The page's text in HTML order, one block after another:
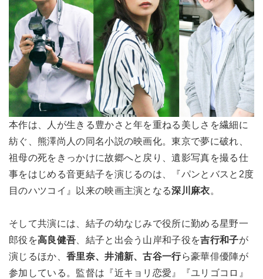
本作は、人が生きる豊かさと年を重ねる美しさを繊細に
紡ぐ、熊澤尚人の同名小説の映画化。東京で夢に破れ、
祖母の死をきっかけに故郷へと戻り、遺影写真を撮る仕
事をはじめる音更結子を演じるのは、『パンとバスと2度
目のハツコイ』以来の映画主演となる深川麻衣。
そして共演には、結子の幼なじみで役所に勤める星野一
郎役を高良健吾、結子と出会う山岸和子役を吉行和子が
演じるほか、 香里奈、井浦新、古谷一行ら豪華俳優陣が
参加している。監督は『近キョリ恋愛』『ユリゴコロ』